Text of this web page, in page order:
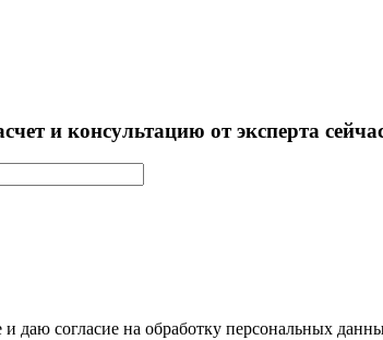
и консультацию от эксперта
даю согласие на обработку персональных